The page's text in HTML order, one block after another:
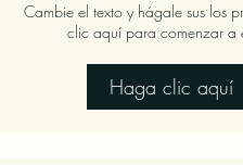
Cambie el texto y hágale sus los
clic aquí para comenzar a
Haga clic aquí